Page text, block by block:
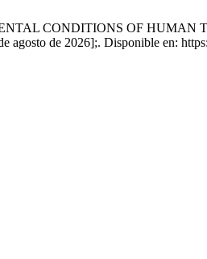
CONDITIONS OF HUMAN
agosto de 2026];. Disponible en: